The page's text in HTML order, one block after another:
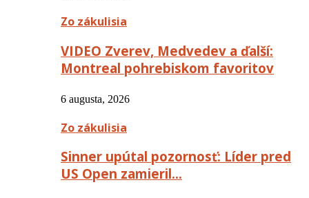
Zo zákulisia
VIDEO Zverev, Medvedev a ďalší:
Montreal pohrebiskom favoritov
6 augusta, 2026
Zo zákulisia
Sinner upútal pozornosť: Líder pred
US Open zamieril…